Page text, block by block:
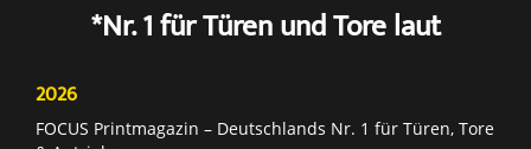
*Nr. 1 für Türen und Tore laut
2026
FOCUS Printmagazin – Deutschlands Nr. 1 für Türen, Tore